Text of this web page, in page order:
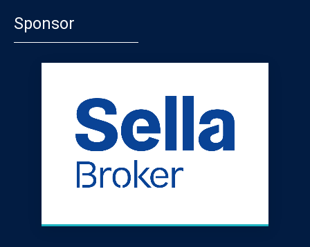
Sponsor